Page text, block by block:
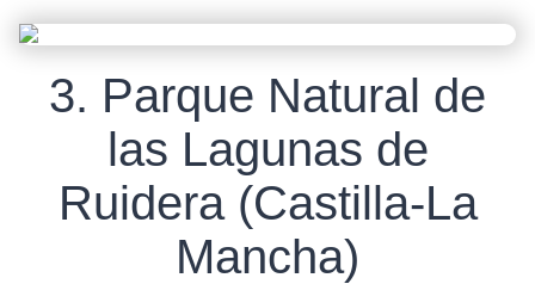
3. Parque Natural de
las Lagunas de
Ruidera (Castilla-La
Mancha)